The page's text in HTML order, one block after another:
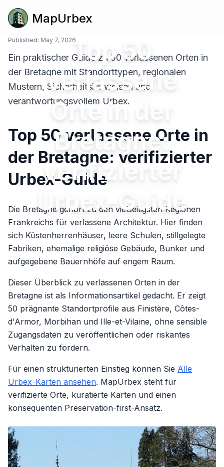
MapUrbex
Top 50
verlassene
Orte in der
Bretagne:
verifizierter
Urbex-Guide
Published: May 7, 2026
Ein praktischer Guide zu 50 verlassenen Orten in
der Bretagne mit Standorttypen, regionalen
Mustern, Sicherheitshinweisen und
verantwortungsvollem Urbex.
Top 50 verlassene Orte in
der Bretagne: verifizierter
Urbex-Guide
Die Bretagne gehört zu den vielseitigsten Regionen
Frankreichs für verlassene Architektur. Hier finden
sich Küstenherrenhäuser, leere Schulen, stillgelegte
Fabriken, ehemalige religiöse Gebäude, Bunker und
aufgegebene Bauernhöfe auf engem Raum.
Dieser Überblick zu verlassenen Orten in der
Bretagne ist als Informationsartikel gedacht. Er zeigt
50 prägnante Standortprofile aus Finistère, Côtes-
d'Armor, Morbihan und Ille-et-Vilaine, ohne sensible
Zugangsdaten zu veröffentlichen oder riskantes
Verhalten zu fördern.
Für einen strukturierten Einstieg können Sie Alle
Urbex-Karten ansehen. MapUrbex steht für
verifizierte Orte, kuratierte Karten und einen
konsequenten Preservation-first-Ansatz.